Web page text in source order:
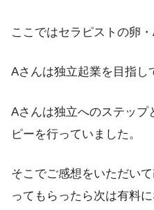
ここではセラピストの卵・
Aさんは独立起業を目指し
Aさんは独立へのステップ
ピーを行っていました。
そこでご感想をいただい
ってもらったら次は有料